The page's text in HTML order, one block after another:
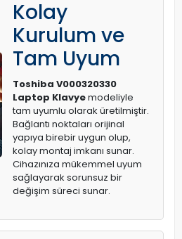
Kolay
Kurulum ve
Tam Uyum
Toshiba V000320330
Laptop Klavyemodeliyle
tam uyumlu olarak üretilmiştir.
Bağlantı noktaları orijinal
yapıya birebir uygun olup,
kolay montaj imkanı sunar.
Cihazınıza mükemmel uyum
sağlayarak sorunsuz bir
değişim süreci sunar.